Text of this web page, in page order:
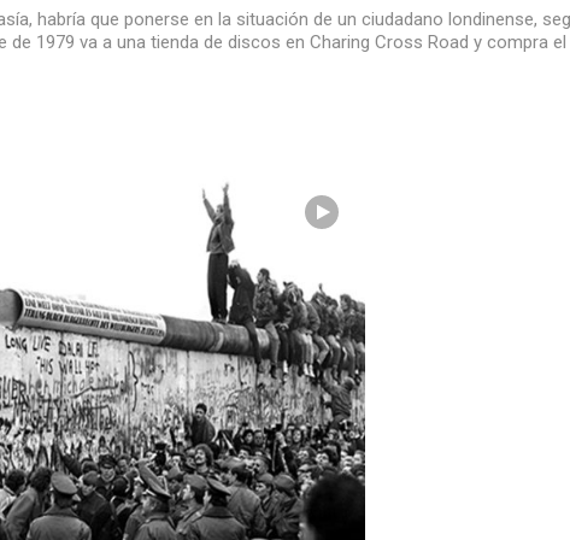
habría que ponerse en la situación de un ciudadano londinense,
de 1979 va a una tienda de discos en Charing Cross Road y compra